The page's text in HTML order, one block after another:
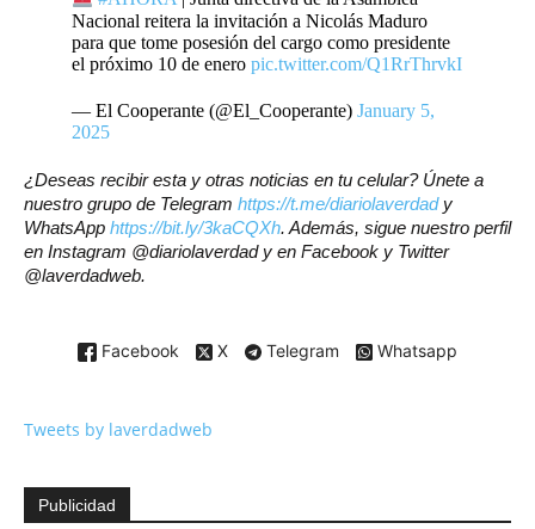
Nacional reitera la invitación a Nicolás Maduro
para que tome posesión del cargo como presidente
el próximo 10 de enero pic.twitter.com/Q1RrThrvkI
— El Cooperante (@El_Cooperante) January 5,
2025
¿Deseas recibir esta y otras noticias en tu celular? Únete a
nuestro grupo de Telegram https://t.me/diariolaverdady
WhatsApp https://bit.ly/3kaCQXh. Además, sigue nuestro perfil
en Instagram @diariolaverdad y en Facebook y Twitter
@laverdadweb.
Facebook X Telegram Whatsapp
Tweets by laverdadweb
Publicidad